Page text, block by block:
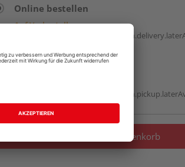
Online bestellen
Auf Vorbestellung:
Beim Händler abholen
In den Warenkorb